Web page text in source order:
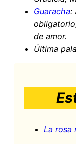
Guaracha:
de amor.
Última
La rosa